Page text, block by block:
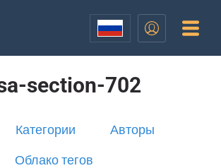
section-702
Категории Авторы
Облако тегов